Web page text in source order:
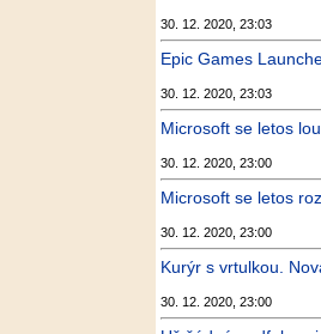
30. 12. 2020, 23:03
Epic Games
30. 12. 2020, 23:03
Microsoft se letos
30. 12. 2020, 23:00
Microsoft se letos
30. 12. 2020, 23:00
Kurýr s vrtulkou.
30. 12. 2020, 23:00